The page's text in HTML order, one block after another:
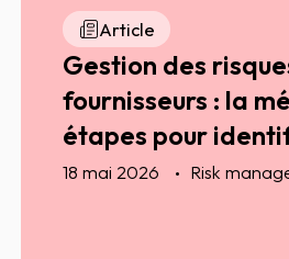
marketing, sales et
revient également sur
Alliance Digitale / DMA
aux règles de
en 2026 et sur les
permettant d’aligner
commerciale et
Article
Gestion des
fournisseurs : la
étapes pour
fournisseurs à
18 mai 2026 Risk